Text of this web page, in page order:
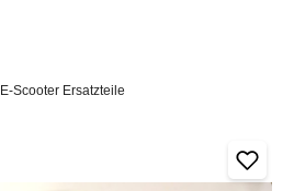
E-Scooter Ersatzteile